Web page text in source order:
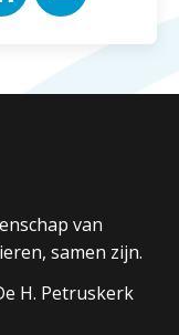
van
samen zijn.
H. Petruskerk